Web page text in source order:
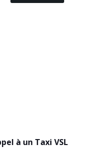
à un Taxi VSL